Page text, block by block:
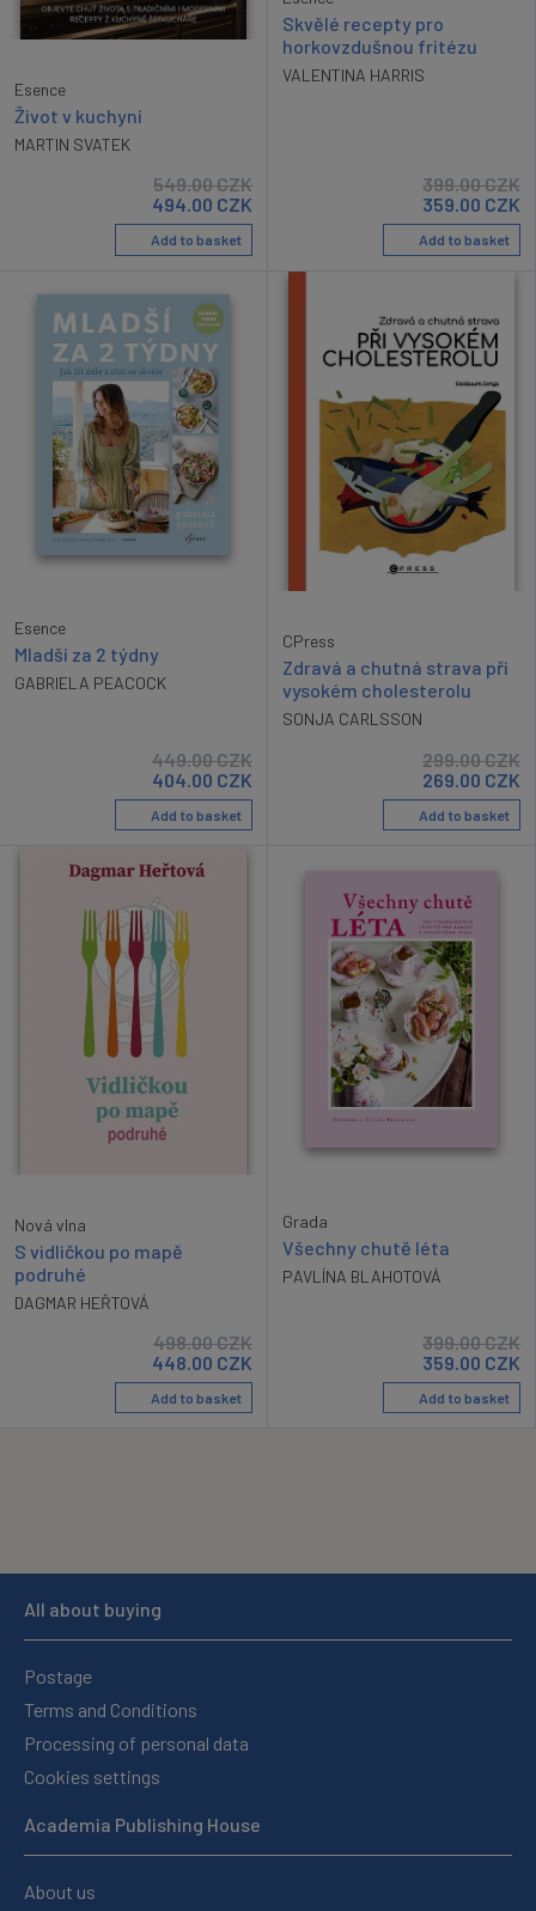
Esence
Život v kuchyni
MARTIN SVATEK
549.00CZK
494.00 CZK
Add to basket
Skvělé recepty pro
horkovzdušnou fritézu
VALENTINA HARRIS
399.00CZK
359.00 CZK
Add to basket
Esence
Mladší za 2 týdny
GABRIELA PEACOCK
449.00CZK
404.00 CZK
Add to basket
CPress
Zdravá a chutná strava při
vysokém cholesterolu
SONJA CARLSSON
299.00CZK
269.00 CZK
Add to basket
Nová vlna
S vidličkou po mapě
podruhé
DAGMAR HEŘTOVÁ
498.00CZK
448.00 CZK
Add to basket
Grada
Všechny chutě léta
PAVLÍNA BLAHOTOVÁ
399.00CZK
359.00 CZK
Add to basket
All about buying
Postage
Terms and Conditions
Processing of personal data
Cookies settings
Academia Publishing House
About us